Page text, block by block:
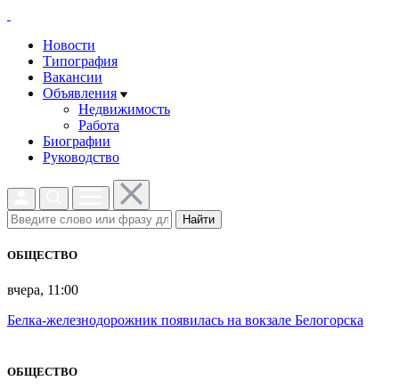
Новости
Типография
Вакансии
Объявления
Недвижимость
Работа
Биографии
Руководство
Найти
ОБЩЕСТВО
вчера, 11:00
Белка-железнодорожник появилась на вокзале Белогорска
ОБЩЕСТВО